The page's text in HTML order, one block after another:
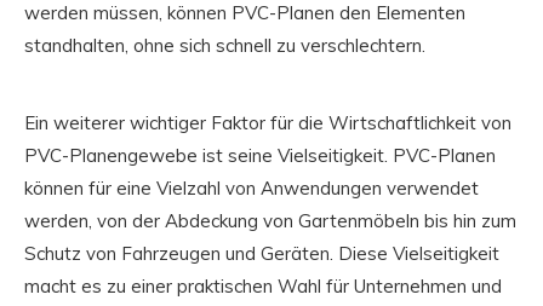
werden müssen, können PVC-Planen den Elementen
standhalten, ohne sich schnell zu verschlechtern.
Ein weiterer wichtiger Faktor für die Wirtschaftlichkeit von
PVC-Planengewebe ist seine Vielseitigkeit. PVC-Planen
können für eine Vielzahl von Anwendungen verwendet
werden, von der Abdeckung von Gartenmöbeln bis hin zum
Schutz von Fahrzeugen und Geräten. Diese Vielseitigkeit
macht es zu einer praktischen Wahl für Unternehmen und